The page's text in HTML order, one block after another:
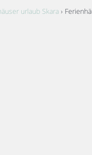
urlaub Skara ›